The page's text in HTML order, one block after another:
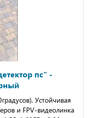
пс" -
Устойчивая
и FРV-видеолинка